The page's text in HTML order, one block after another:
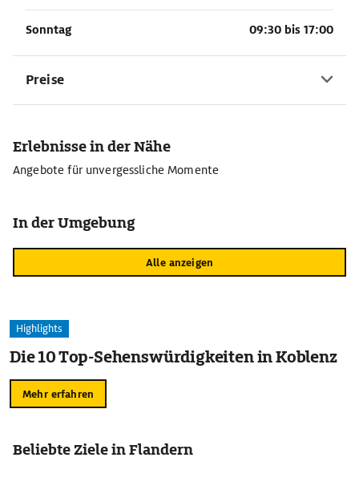
Sonntag 09:30 bis 17:00
Preise
Erlebnisse in der Nähe
Angebote für unvergessliche Momente
In der Umgebung
Alle anzeigen
Highlights
Die 10 Top-Sehenswürdigkeiten in Koblenz
Mehr erfahren
Beliebte Ziele in Flandern